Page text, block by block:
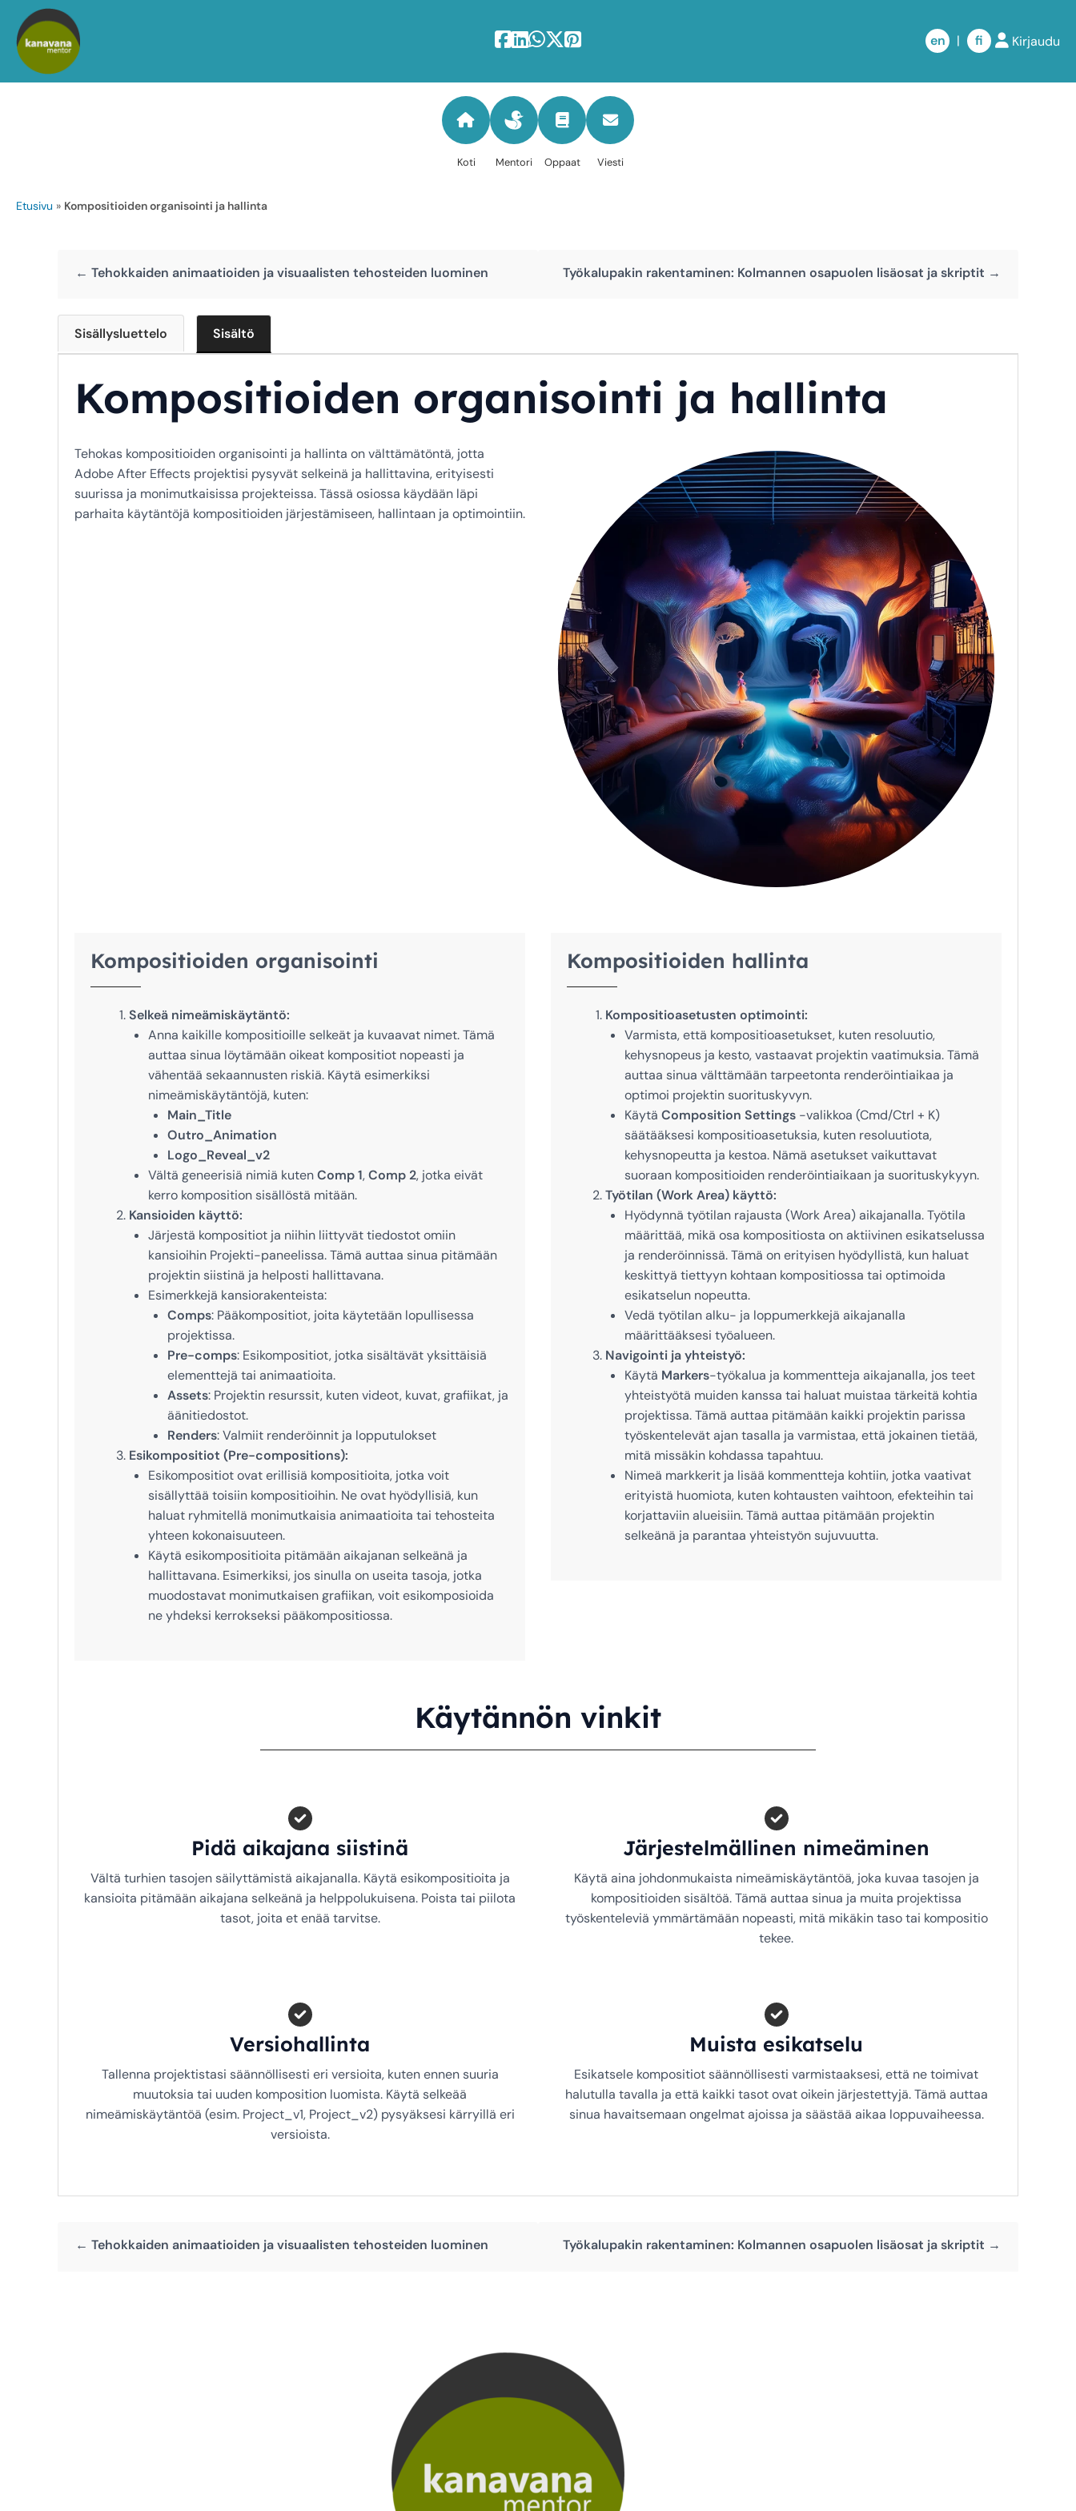
en | fi Kirjaudu
Koti Mentori Oppaat Viesti
Etusivu » Kompositioiden organisointi ja hallinta
← Tehokkaiden animaatioiden ja visuaalisten tehosteiden luominen Työkalupakin rakentaminen: Kolmannen osapuolen lisäosat ja skriptit →
Sisällysluettelo Sisältö
Kompositioiden organisointi ja hallinta
Tehokas kompositioiden organisointi ja hallinta on välttämätöntä, jotta
Adobe After Effects projektisi pysyvät selkeinä ja hallittavina, erityisesti
suurissa ja monimutkaisissa projekteissa. Tässä osiossa käydään läpi
parhaita käytäntöjä kompositioiden järjestämiseen, hallintaan ja optimointiin.
Kompositioiden organisointi
Selkeä nimeämiskäytäntö:
Anna kaikille kompositioille selkeät ja kuvaavat nimet. Tämä
auttaa sinua löytämään oikeat kompositiot nopeasti ja
vähentää sekaannusten riskiä. Käytä esimerkiksi
nimeämiskäytäntöjä, kuten:
Main_Title
Outro_Animation
Logo_Reveal_v2
Vältä geneerisiä nimiä kutenComp 1,Comp 2, jotka eivät
kerro komposition sisällöstä mitään.
Kansioiden käyttö:
Järjestä kompositiot ja niihin liittyvät tiedostot omiin
kansioihin Projekti-paneelissa. Tämä auttaa sinua pitämään
projektin siistinä ja helposti hallittavana.
Esimerkkejä kansiorakenteista:
Comps: Pääkompositiot, joita käytetään lopullisessa
projektissa.
Pre-comps: Esikompositiot, jotka sisältävät yksittäisiä
elementtejä tai animaatioita.
Assets: Projektin resurssit, kuten videot, kuvat, grafiikat, ja
äänitiedostot.
Renders: Valmiit renderöinnit ja lopputulokset
Esikompositiot (Pre-compositions):
Esikompositiot ovat erillisiä kompositioita, jotka voit
sisällyttää toisiin kompositioihin. Ne ovat hyödyllisiä, kun
haluat ryhmitellä monimutkaisia animaatioita tai tehosteita
yhteen kokonaisuuteen.
Käytä esikompositioita pitämään aikajanan selkeänä ja
hallittavana. Esimerkiksi, jos sinulla on useita tasoja, jotka
muodostavat monimutkaisen grafiikan, voit esikomposioida
ne yhdeksi kerrokseksi pääkompositiossa.
Kompositioiden hallinta
Kompositioasetusten optimointi:
Varmista, että kompositioasetukset, kuten resoluutio,
kehysnopeus ja kesto, vastaavat projektin vaatimuksia. Tämä
auttaa sinua välttämään tarpeetonta renderöintiaikaa ja
optimoi projektin suorituskyvyn.
Käytä Composition Settings -valikkoa (Cmd/Ctrl + K)
säätääksesi kompositioasetuksia, kuten resoluutiota,
kehysnopeutta ja kestoa. Nämä asetukset vaikuttavat
suoraan kompositioiden renderöintiaikaan ja suorituskykyyn.
Työtilan (Work Area) käyttö:
Hyödynnä työtilan rajausta (Work Area) aikajanalla. Työtila
määrittää, mikä osa kompositiosta on aktiivinen esikatselussa
ja renderöinnissä. Tämä on erityisen hyödyllistä, kun haluat
keskittyä tiettyyn kohtaan kompositiossa tai optimoida
esikatselun nopeutta.
Vedä työtilan alku- ja loppumerkkejä aikajanalla
määrittääksesi työalueen.
Navigointi ja yhteistyö:
Käytä Markers-työkalua ja kommentteja aikajanalla, jos teet
yhteistyötä muiden kanssa tai haluat muistaa tärkeitä kohtia
projektissa. Tämä auttaa pitämään kaikki projektin parissa
työskentelevät ajan tasalla ja varmistaa, että jokainen tietää,
mitä missäkin kohdassa tapahtuu.
Nimeä markkerit ja lisää kommentteja kohtiin, jotka vaativat
erityistä huomiota, kuten kohtausten vaihtoon, efekteihin tai
korjattaviin alueisiin. Tämä auttaa pitämään projektin
selkeänä ja parantaa yhteistyön sujuvuutta.
Käytännön vinkit
Pidä aikajana siistinä
Vältä turhien tasojen säilyttämistä aikajanalla. Käytä esikompositioita ja
kansioita pitämään aikajana selkeänä ja helppolukuisena. Poista tai piilota
tasot, joita et enää tarvitse.
Järjestelmällinen nimeäminen
Käytä aina johdonmukaista nimeämiskäytäntöä, joka kuvaa tasojen ja
kompositioiden sisältöä. Tämä auttaa sinua ja muita projektissa
työskenteleviä ymmärtämään nopeasti, mitä mikäkin taso tai kompositio
tekee.
Versiohallinta
Tallenna projektistasi säännöllisesti eri versioita, kuten ennen suuria
muutoksia tai uuden komposition luomista. Käytä selkeää
nimeämiskäytäntöä (esim. Project_v1, Project_v2) pysyäksesi kärryillä eri
versioista.
Muista esikatselu
Esikatsele kompositiot säännöllisesti varmistaaksesi, että ne toimivat
halutulla tavalla ja että kaikki tasot ovat oikein järjestettyjä. Tämä auttaa
sinua havaitsemaan ongelmat ajoissa ja säästää aikaa loppuvaiheessa.
← Tehokkaiden animaatioiden ja visuaalisten tehosteiden luominen Työkalupakin rakentaminen: Kolmannen osapuolen lisäosat ja skriptit →